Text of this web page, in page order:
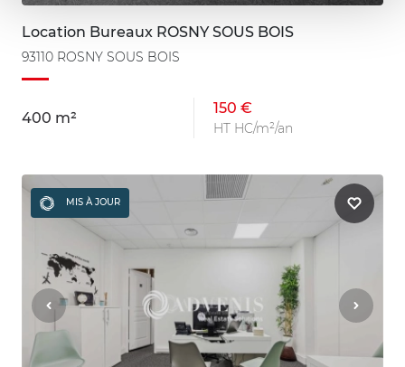
Location Bureaux ROSNY SOUS BOIS
93110 ROSNY SOUS BOIS
400 m²
150 €
HT HC/m²/an
MIS À JOUR